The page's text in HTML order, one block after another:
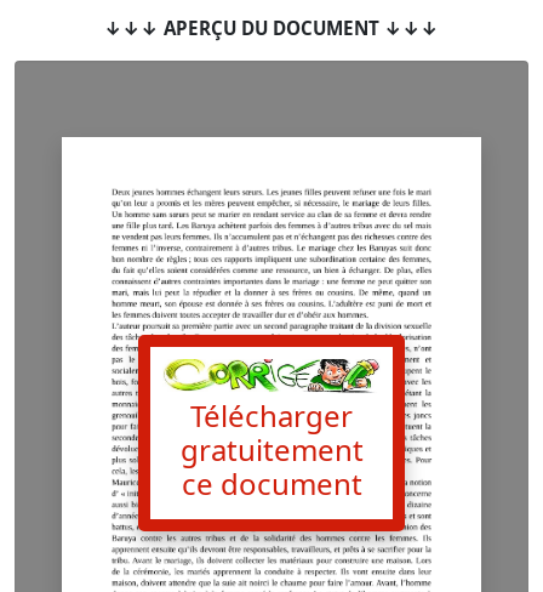
↓↓↓ APERÇU DU DOCUMENT ↓↓↓
Télécharger
gratuitement
ce document